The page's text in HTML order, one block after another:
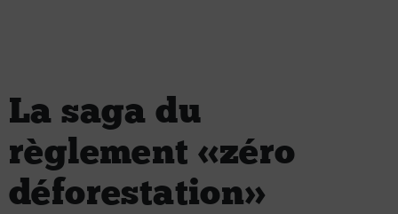
La saga du
règlement « zéro
déforestation »